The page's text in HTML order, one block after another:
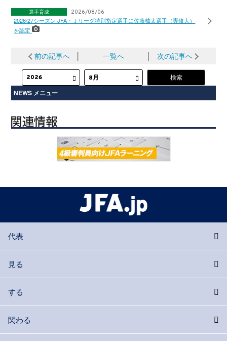
選手育成 2026/08/06
2026/27シーズン JFA・Ｊリーグ特別指定選手に佐藤柚太選手（専修大）
を認定
前の記事へ 一覧へ 次の記事へ
NEWS メニュー
代表
見る
する
関わる